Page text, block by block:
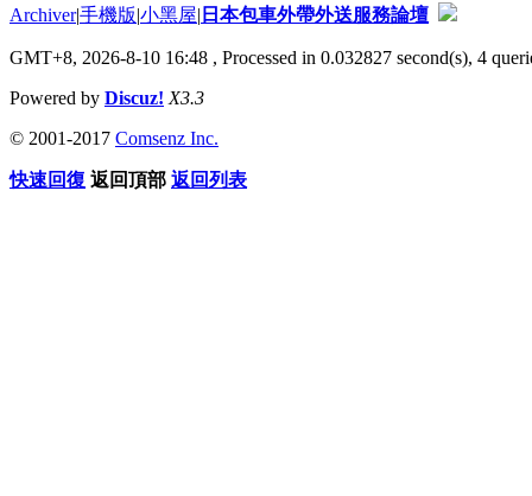
Archiver|手機版|小黑屋| 日本包車外帶外送服務論壇
GMT+8, 2026-8-10 16:48 , Processed in 0.032827 second(s), 4
Powered by Discuz! X3.3
© 2001-2017 Comsenz Inc.
快速回復 返回頂部 返回列表